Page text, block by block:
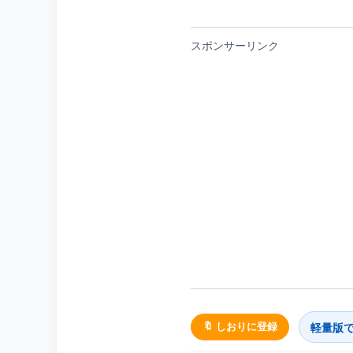
スポンサーリンク
🔖 しおりに登録 軽量版